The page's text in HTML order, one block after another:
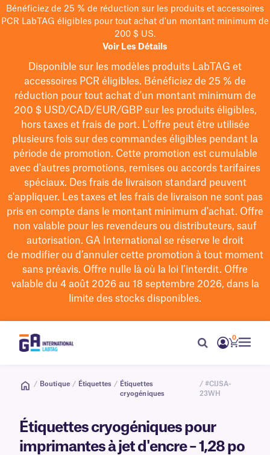
Bénéficiez de 25 % de réduction sur les produits et accessoires
PCR LabTAG éligibles pour tout achat d'un montant minimum de
200 $ US.
Voir Les Détails
Disponible sur les modèles produits LabTAG et
accessoires PCR éligibles. Bénéficiez de 25 % de
réduction pour tout achat d'un montant minimum de
200 $USD/CAD/EUR/GBPsur les produits éligibles,
hors taxes et frais de port. L'offre peut être utilisée
plusieurs fois sur des commandes éligibles pendant la
période de promotion. Cette promotion est cumulable
avec d'autres promotions, remises ou accords tarifaires
spéciaux. Des frais de livraison standard peuvent
s'appliquer. Les taxes et les frais de livraison ne sont pas
pris en compte dans le montant minimum d'achat. Offre
non valable pour les revendeurs ou distributeurs, sauf
autorisation. GA International se réserve le droit
de modifierou d’annuler cette promotion à tout moment
sans préavis. Offre nulle là où la loi l’interdit. Offre
valable du 4 août 2026 au 18 septembre 2026, dans la
limite des stocks disponibles.
0
/ Boutique / Étiquettes / Étiquettes
cryogéniques
/ #CIJSA-
23WH
Étiquettes cryogéniques pour
imprimantes à jet d'encre – 1,28 po